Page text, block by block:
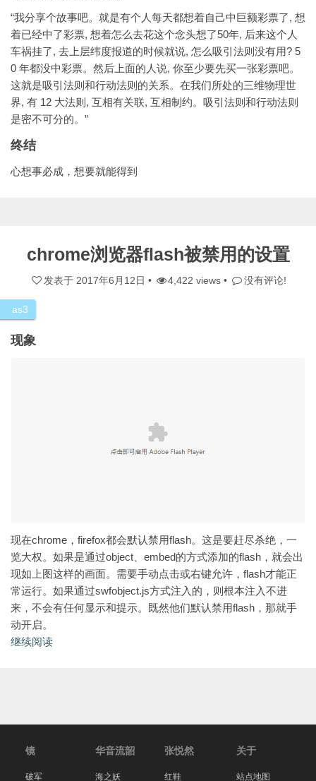
“我分享个故事吧。就是有个人每天都想着自己中巨额彩票了, 想
着已经中了彩票, 想着怎么去花这个念头想了50年, 后来这个人
车祸挂了, 去上层纬度报道的时候就说, 怎么吸引法则没有用? 5
0 年都没中彩票。然后上面的人说, 你至少要先买一张彩票吧。
这就是吸引法则和行动法则的关系。在我们所处的三维物理世
界, 有 12 大法则, 互相有关联, 互相制约。吸引法则和行动法则
是密不可分的。”
终结
心想事必成，想要就能得到
chrome浏览器flash被禁用的设置
发表于 2017年6月12日 • 4,422 views • 没有评论!
as3
现象
现在chrome，firefox都会默认禁用flash。这是要赶尽杀绝，一
览大权。如果是通过object、embed的方式添加的flash，就会出
现如上图这样的画面。需要手动点击或右键允许，flash才能正
常运行。如果通过swfobject.js方式注入的，则根本注入不进
来，不会有任何显示和提示。既然他们默认禁用flash，那就手
动开启。
继续阅读
镜
破军
华音流韶
海之妖
张悦然
红鞋
关于
站点地图